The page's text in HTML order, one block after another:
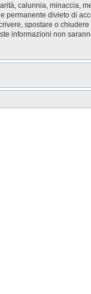
calunnia, minaccia,
permanente divieto di
spostare o
informazioni non